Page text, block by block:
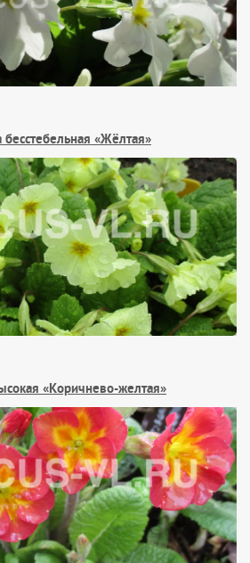
«Жёлтая»
«Коричнево-желтая»